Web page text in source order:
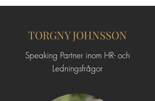
TORGNY JOHNSSON
Speaking Partner inom HR- och
Ledningsfrågor